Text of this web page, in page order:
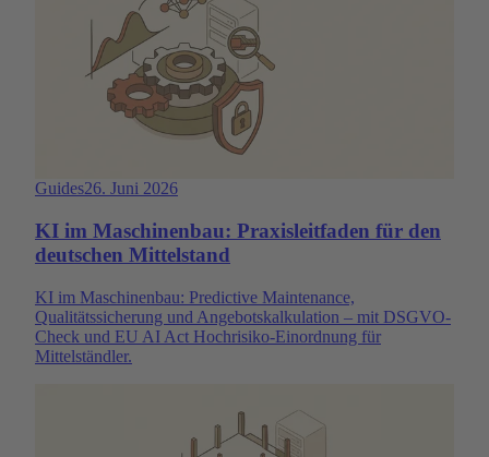
Guides26. Juni 2026
KI im Maschinenbau: Praxisleitfaden für den
deutschen Mittelstand
KI im Maschinenbau: Predictive Maintenance,
Qualitätssicherung und Angebotskalkulation – mit DSGVO-
Check und EU AI Act Hochrisiko-Einordnung für
Mittelständler.